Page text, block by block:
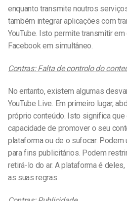
enquanto transmite noutros
também integrar aplicações com
YouTube. Isto permite transmitir
Facebook em simultâneo.
Contras: Falta de controlo do
No entanto, existem algumas
YouTube Live. Em primeiro lugar,
próprio conteúdo. Isto significa que
capacidade de promover o seu
plataforma ou de o sufocar.
para fins publicitários. Podem
retirá-lo do ar. A plataforma é
as suas regras.